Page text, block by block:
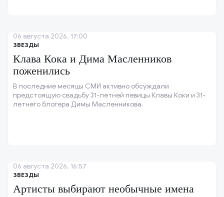
ЗВЕЗДЫ
Клава Кока и Дима Масленников
поженились
В последние месяцы СМИ активно обсуждали
предстоящую свадьбу 31-летней певицы Клавы Коки и 31-
летнего блогера Димы Масленникова.
06 августа 2026, 17:00
ЗВЕЗДЫ
Артисты выбирают необычные имена
06 августа 2026, 16:57